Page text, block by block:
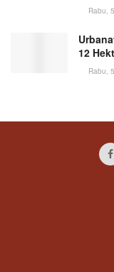
Rabu,
12
Rabu,